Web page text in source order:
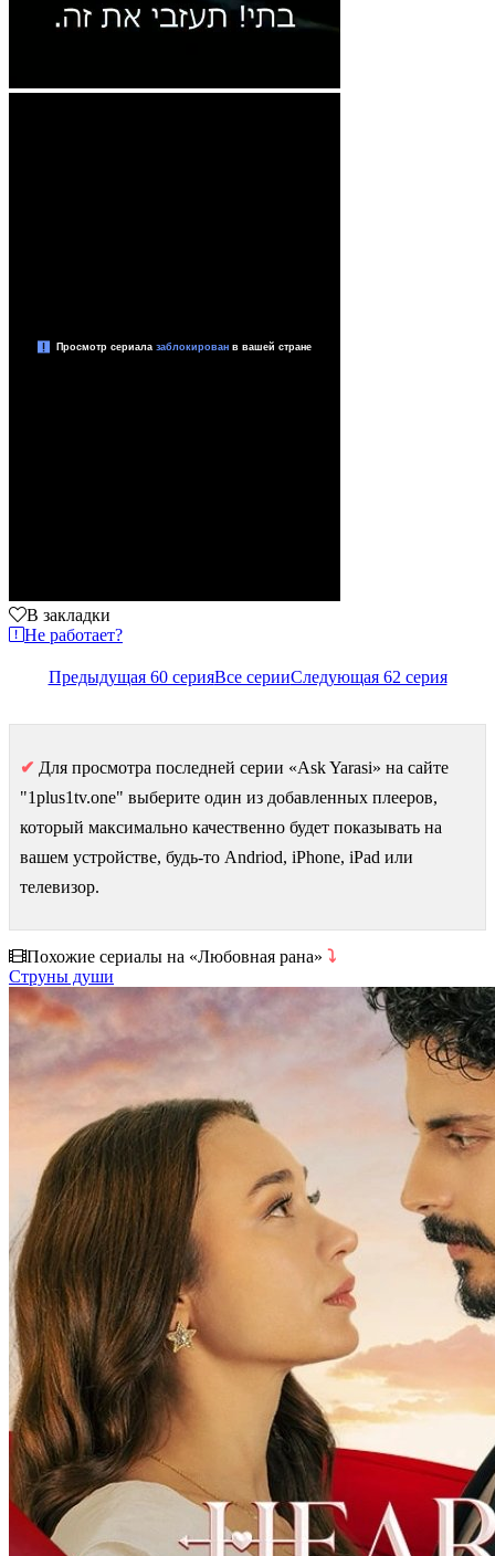
В закладки
Не работает?
Предыдущая 60 серияВсе серииСледующая 62 серия
✔ Для просмотра последней серии «Ask Yarasi» на сайте
"1plus1tv.one" выберите один из добавленных плееров,
который максимально качественно будет показывать на
вашем устройстве, будь-то Andriod, iPhone, iPad или
телевизор.
Похожие сериалы на «Любовная рана» ⤵
Струны души